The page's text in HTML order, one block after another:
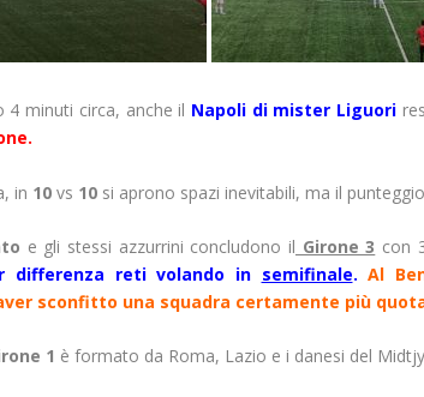
4 minuti circa, anche il Napoli di mister Liguori
in 10 vs 10 si aprono spazi inevitabili, ma il
e gli stessi azzurrini concludono il Girone 3 con
differenza reti volando in semifinale.Al
sconfitto una squadra certamente più
1 è formato da Roma, Lazio e i danesi del